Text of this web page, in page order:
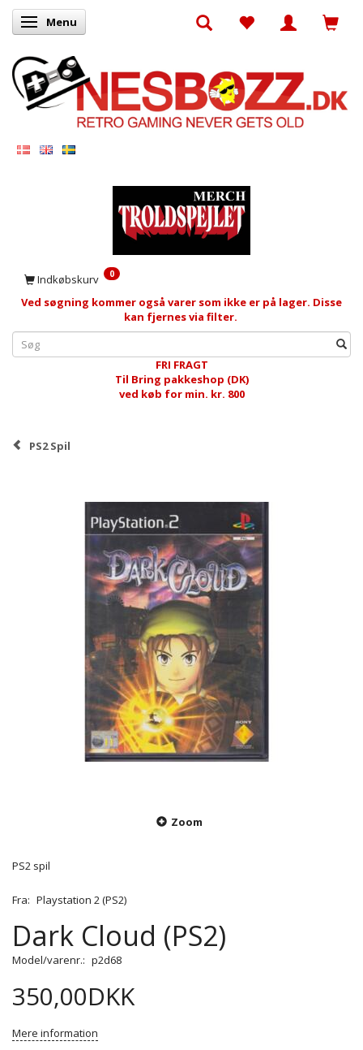
Skifte navigation
Menu
Indkøbskurv 0
Ved søgning kommer også varer som ikke er på lager. Disse
kan fjernes via filter.
FRI FRAGT
Til Bring pakkeshop (DK)
ved køb for min. kr. 800
PS2 Spil
Zoom
PS2 spil
Fra: Playstation 2 (PS2)
Dark Cloud (PS2)
Model/varenr.: p2d68
350,00DKK
Mere information